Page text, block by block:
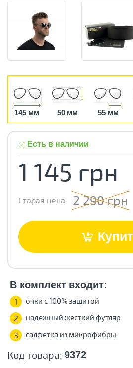
145 мм 50 мм 55 мм
Код товара: 9372
Есть в наличии
1 145 грн
Старая цена: 2 290 грн
В комплект входит:
1 очки с 100% защитой
2 надежный жесткий футляр
3 салфетка из микрофибры